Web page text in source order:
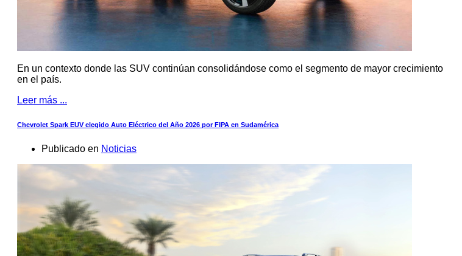
En un contexto donde las SUV continúan consolidándose como el segmento de mayor crecimiento
en el país.
Leer más ...
Chevrolet Spark EUV elegido Auto Eléctrico del Año 2026 por FIPA en Sudamérica
Publicado en Noticias